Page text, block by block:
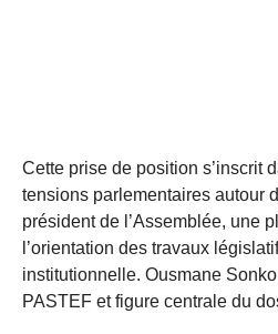
Cette prise de position s’inscrit
tensions parlementaires autour
président de l’Assemblée, une
l’orientation des travaux
institutionnelle. Ousmane
PASTEF et figure centrale du